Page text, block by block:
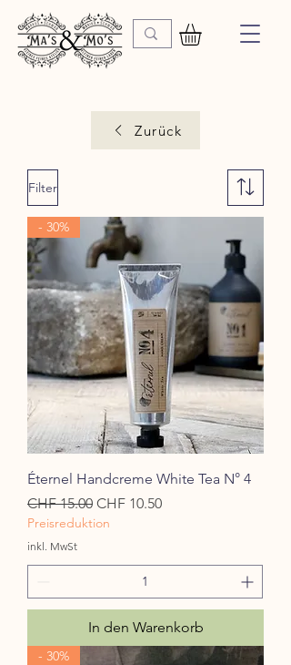
Zurück
Filter
- 30%
Éternel Handcreme White Tea N° 4
Standardpreis
CHF 15.00 Sale-Preis
CHF 10.50
Preisreduktion
inkl. MwSt
In den Warenkorb
- 30%